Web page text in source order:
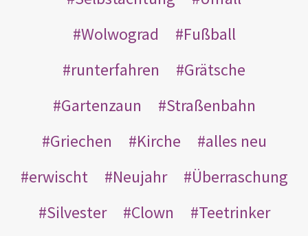
Wolwograd
Fußball
runterfahren
Grätsche
Gartenzaun
Straßenbahn
Griechen
Kirche
alles neu
erwischt
Neujahr
Überraschung
Silvester
Clown
Teetrinker